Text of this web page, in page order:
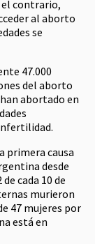
el contrario,
al aborto
se
47.000
del aborto
abortado en
primera causa
desde
cada 10 de
murieron
47 mujeres por
está en